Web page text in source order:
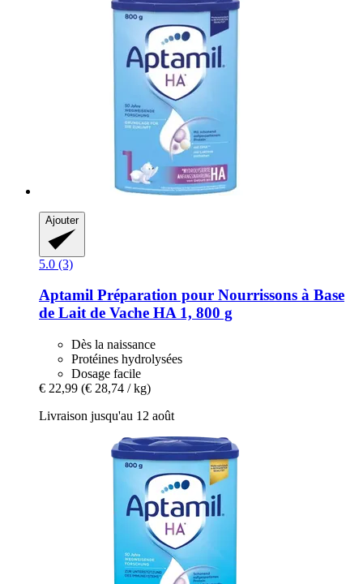
Ajouter
5.0 (3)
Aptamil Préparation pour Nourrissons à Base
de Lait de Vache HA 1, 800 g
Dès la naissance
Protéines hydrolysées
Dosage facile
€ 22,99 (€ 28,74 / kg)
Livraison jusqu'au 12 août